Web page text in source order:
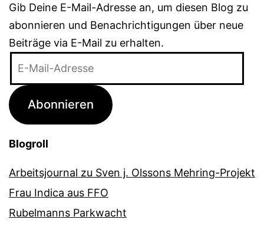
Gib Deine E-Mail-Adresse an, um diesen Blog zu
abonnieren und Benachrichtigungen über neue
Beiträge via E-Mail zu erhalten.
Adresse
Abonnieren
Blogroll
Arbeitsjournal zu Sven j. Olssons Mehring-Projekt
Frau Indica aus FFO
Rubelmanns Parkwacht